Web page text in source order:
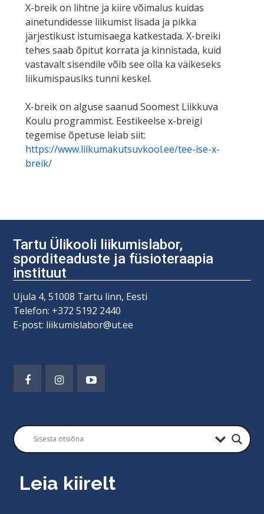
X-breik on lihtne ja kiire võimalus kuidas
ainetundidesse liikumist lisada ja pikka
järjestikust istumisaega katkestada. X-breiki
tehes saab õpitut korrata ja kinnistada, kuid
vastavalt sisendile võib see olla ka väikeseks
liikumispausiks tunni keskel.
X-breik on alguse saanud Soomest Liikkuva
Koulu programmist. Eestikeelse x-breigi
tegemise õpetuse leiab siit:
https://www.liikumakutsuvkool.ee/tee-ise-x-
breik/
Tartu Ülikooli liikumislabor,
sporditeaduste ja füsioteraapia
instituut
Ujula 4, 51008 Tartu linn, Eesti
Telefon: +372 5192 2440
E-post: liikumislabor@ut.ee
Leia kiirelt